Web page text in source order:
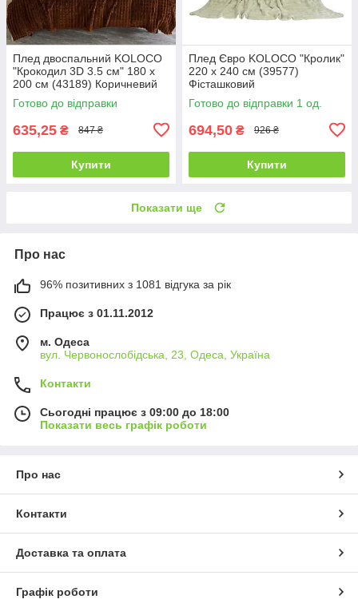
Плед двоспальний KOLOCO
"Крокодил 3D 3.5 см" 180 х
200 см (43189) Коричневий
Готово до відправки
635,25 ₴ 847 ₴
Купити
Плед Євро KOLOCO "Кролик"
220 х 240 см (39577)
Фісташковий
Готово до відправки 1 од.
694,50 ₴ 926 ₴
Купити
Показати ще
Про нас
96% позитивних з 1081 відгука за рік
Працює з 01.11.2012
м. Одеса
вул. Червонослобідська, 23, Одеса, Україна
Контакти
Сьогодні працює з 09:00 до 18:00
Показати весь графік роботи
Про нас
Контакти
Доставка та оплата
Графік роботи